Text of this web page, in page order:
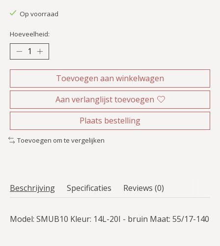
Op voorraad
Hoeveelheid:
Toevoegen aan winkelwagen
Aan verlanglijst toevoegen
Plaats bestelling
Toevoegen om te vergelijken
Beschrijving Specificaties Reviews (0)
Model: SMUB10 Kleur: 14L-20I - bruin Maat: 55/17-140